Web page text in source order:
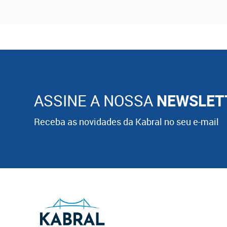
ASSINE A NOSSA
Receba as novidades da Kabral no seu e-mail